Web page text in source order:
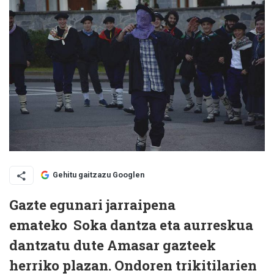
Gehitu gaitzazu Googlen
Gazte egunari jarraipena
emateko Soka dantza eta aurreskua
dantzatu dute Amasar gazteek
herriko plazan. Ondoren trikitilarien